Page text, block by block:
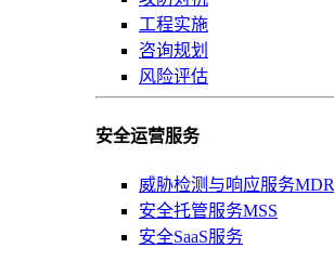
工程实施
咨询规划
风险评估
安全运营服务
威胁检测与响应服务MDR
安全托管服务MSS
安全SaaS服务